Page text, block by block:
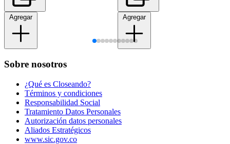
Agregar Agregar
Sobre nosotros
¿Qué es Closeando?
Términos y condiciones
Responsabilidad Social
Tratamiento Datos Personales
Autorización datos personales
Aliados Estratégicos
www.sic.gov.co